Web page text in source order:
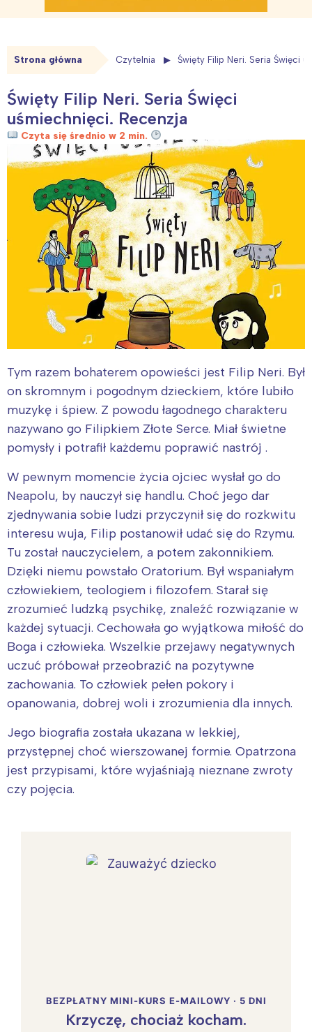
Strona główna Czytelnia Święty Filip Neri. Seria Święci
Święty Filip Neri. Seria Święci
uśmiechnięci. Recenzja
Czyta się średnio w 2 min.
Tym razem bohaterem opowieści jest Filip Neri. Był
on skromnym i pogodnym dzieckiem, które lubiło
muzykę i śpiew. Z powodu łagodnego charakteru
nazywano go Filipkiem Złote Serce. Miał świetne
pomysły i potrafił każdemu poprawić nastrój .
W pewnym momencie życia ojciec wysłał go do
Neapolu, by nauczył się handlu. Choć jego dar
zjednywania sobie ludzi przyczynił się do rozkwitu
interesu wuja, Filip postanowił udać się do Rzymu.
Tu został nauczycielem, a potem zakonnikiem.
Dzięki niemu powstało Oratorium. Był wspaniałym
człowiekiem, teologiem i filozofem. Starał się
zrozumieć ludzką psychikę, znaleźć rozwiązanie w
każdej sytuacji. Cechowała go wyjątkowa miłość do
Boga i człowieka. Wszelkie przejawy negatywnych
uczuć próbował przeobrazić na pozytywne
zachowania. To człowiek pełen pokory i
opanowania, dobrej woli i zrozumienia dla innych.
Jego biografia została ukazana w lekkiej,
przystępnej choć wierszowanej formie. Opatrzona
jest przypisami, które wyjaśniają nieznane zwroty
czy pojęcia.
BEZPŁATNY MINI-KURS E-MAILOWY · 5 DNI
Krzyczę, chociaż kocham.